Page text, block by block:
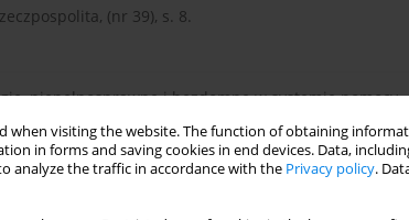
when visiting the website. The function of obtaining
in forms and saving cookies in end devices. Data,
analyze the traffic in accordance with the Privacy policy.
(nr 39), s. 8.
niepełnosprawne i bezdomne w systemie pomocy